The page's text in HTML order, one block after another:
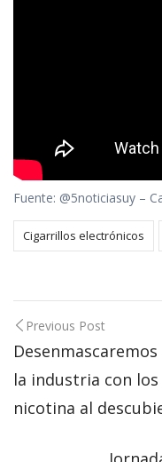
Fuente: @5noticiasuy –
Cigarrillos electrónicos
Post
navigation
Previous Post
la industria con
nicotina al